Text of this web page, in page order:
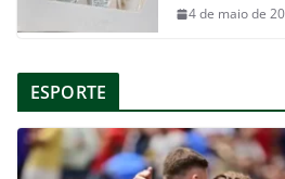
4 de maio de
ESPORTE